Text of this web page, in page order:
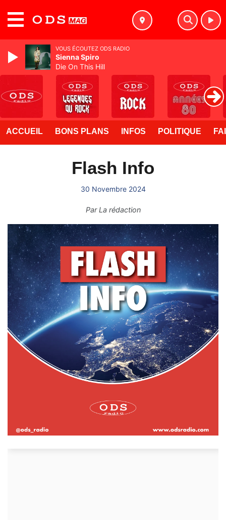
ACCUEIL BONS PLANS INFOS POLITIQUE
Flash Info
30 Novembre 2024
ParLa rédaction
VOUS ÉCOUTEZ ODS RADIO
Sienna Spiro
Die On This Hill